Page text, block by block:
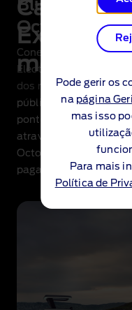
Pode gerir os
na página
mas isso
Para mais
Política de
Carregar
Explorer
BlueOval™
Octopus
Conecte‑se à BlueOval
Electroverse e
dos mais de
públicos CA e CC em
pontos de
através da navegação
Octopus Electroverse,
pagar por pontos de